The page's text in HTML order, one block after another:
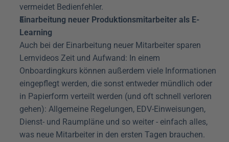
vermeidet Bedienfehler.
Einarbeitung neuer Produktionsmitarbeiter als E-
Learning
Auch bei der Einarbeitung neuer Mitarbeiter sparen
Lernvideos Zeit und Aufwand: In einem
Onboardingkurs können außerdem viele Informationen
eingepflegt werden, die sonst entweder mündlich oder
in Papierform verteilt werden (und oft schnell verloren
gehen): Allgemeine Regelungen, EDV-Einweisungen,
Dienst- und Raumpläne und so weiter - einfach alles,
was neue Mitarbeiter in den ersten Tagen brauchen.